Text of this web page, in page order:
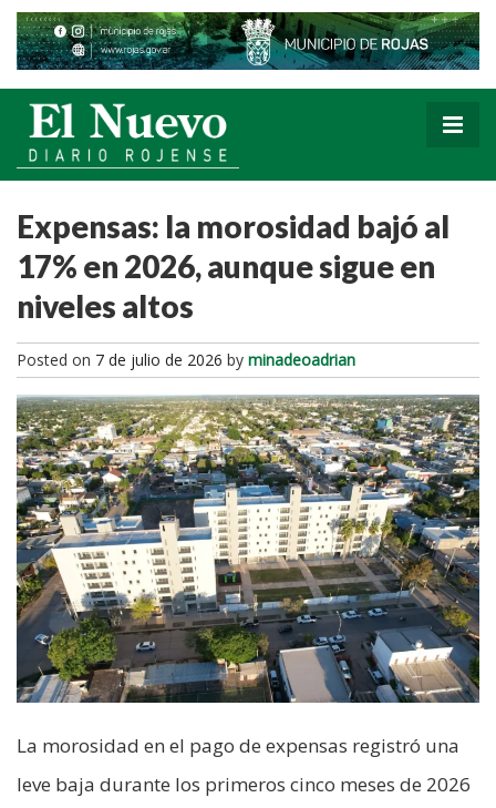
Expensas: la morosidad bajó al
17% en 2026, aunque sigue en
niveles altos
Posted on 7 de julio de 2026 by minadeoadrian
La morosidad en el pago de expensas registró una
leve baja durante los primeros cinco meses de 2026